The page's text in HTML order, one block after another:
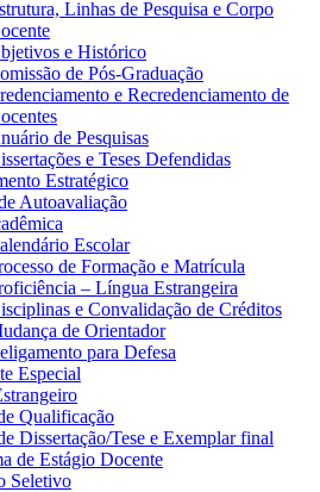
Linhas de Pesquisa e Corpo
e Histórico
de Pós-Graduação
e Recredenciamento de
de Pesquisas
e Teses Defendidas
Estratégico
Autoavaliação
Escolar
de Formação e Matrícula
– Língua Estrangeira
e Convalidação de Créditos
de Orientador
para Defesa
Especial
Qualificação
Dissertação/Tese e Exemplar final
de Estágio Docente
Seletivo